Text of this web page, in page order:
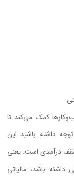
کمک می‌کند تا
داشته باشید این
درآمدی است. یعنی
باشد، مالیاتی